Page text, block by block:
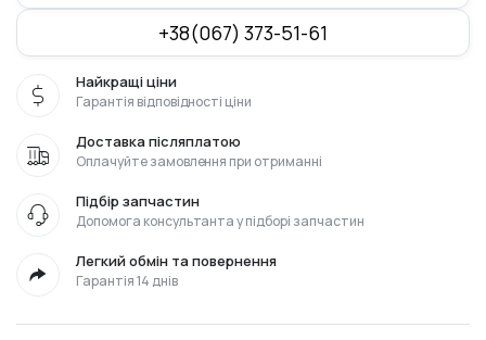
+38(067) 373-51-61
Найкращі ціни
Гарантія відповідності ціни
Доставка післяплатою
Оплачуйте замовлення при отриманні
Підбір запчастин
Допомога консультанта у підборі запчастин
Легкий обмін та повернення
Гарантія 14 днів